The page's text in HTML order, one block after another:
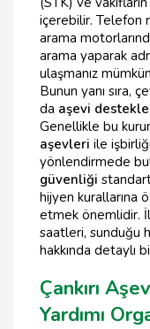
içerebilir. Telefon
arama
arama yaparak
ulaşmanız
Bunun yanı sıra,
da aşevi
Genellikle bu
aşevleri ile
yönlendirmede
güvenliği
hijyen kurallarına
etmek önemlidir.
saatleri, sunduğu
hakkında detaylı
Çankırı
Yardımı